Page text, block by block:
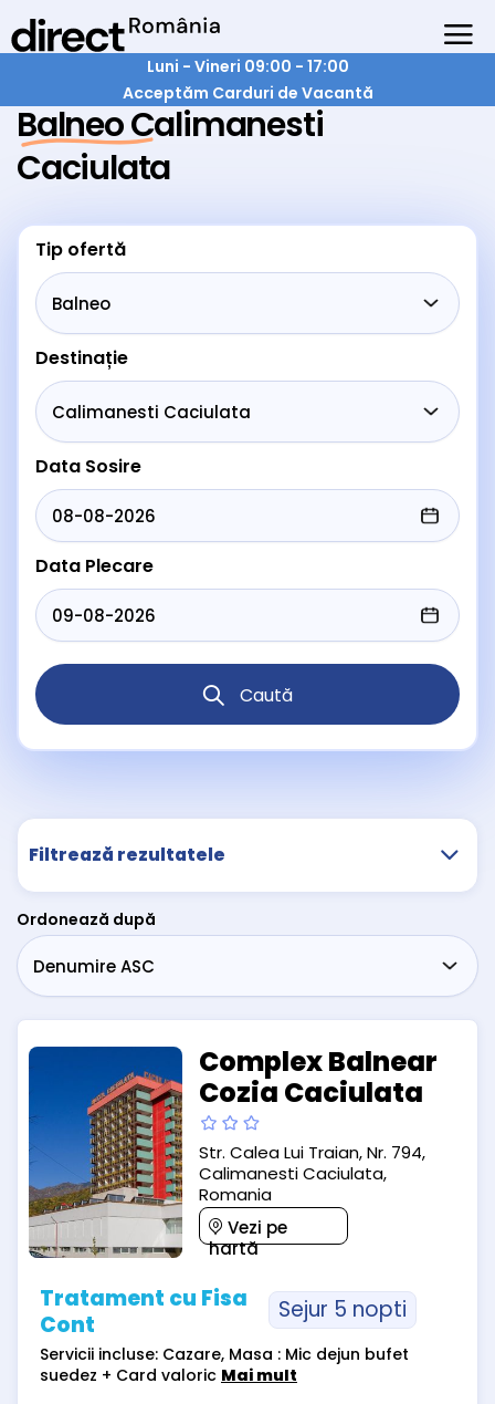
Luni - Vineri 09:00 - 17:00
Acceptăm Carduri de Vacantă
Balneo Calimanesti
Caciulata
Tip ofertă
Destinație
Data Sosire
Data Plecare
Caută
Filtrează rezultatele
Ordonează după
Complex Balnear
Cozia Caciulata
Str. Calea Lui Traian, Nr. 794,
Calimanesti Caciulata,
Romania
Vezi pe
hartă
Tratament cu Fisa
Cont
Sejur 5 nopti
Servicii incluse: Cazare, Masa : Mic dejun bufet
suedez + Card valoric Mai mult